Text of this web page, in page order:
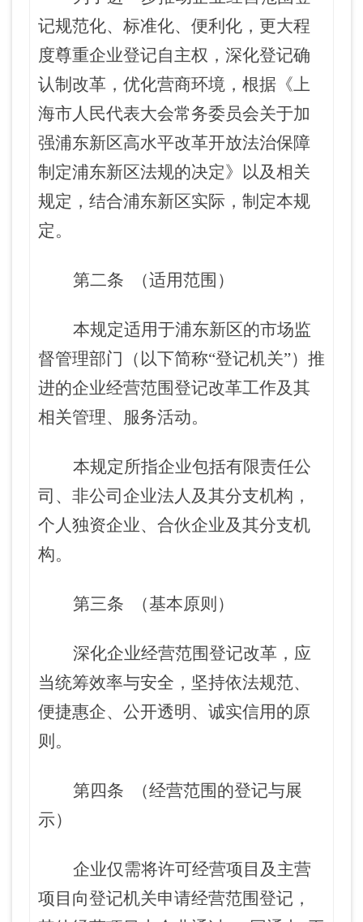
记规范化、标准化、便利化，更大程
度尊重企业登记自主权，深化登记确
认制改革，优化营商环境，根据《上
海市人民代表大会常务委员会关于加
强浦东新区高水平改革开放法治保障
制定浦东新区法规的决定》以及相关
规定，结合浦东新区实际，制定本规
定。
第二条 （适用范围）
本规定适用于浦东新区的市场监
督管理部门（以下简称“登记机关”）推
进的企业经营范围登记改革工作及其
相关管理、服务活动。
本规定所指企业包括有限责任公
司、非公司企业法人及其分支机构，
个人独资企业、合伙企业及其分支机
构。
第三条 （基本原则）
深化企业经营范围登记改革，应
当统筹效率与安全，坚持依法规范、
便捷惠企、公开透明、诚实信用的原
则。
第四条
（经营范围的登记与展
示）
企业仅需将许可经营项目及主营
项目向登记机关申请经营范围登记，